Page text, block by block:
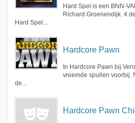
Hard Spel is een BNN-
Richard Groenendijk. 4
Hard Spel...
Hardcore Pawn
In Hardcore Pawn bij
vreemde spullen voorbij.
de...
Hardcore Pawn